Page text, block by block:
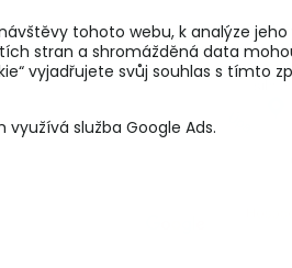
tohoto webu, k analýze
stran a shromážděná data
vyjadřujete svůj souhlas s
služba Google Ads.